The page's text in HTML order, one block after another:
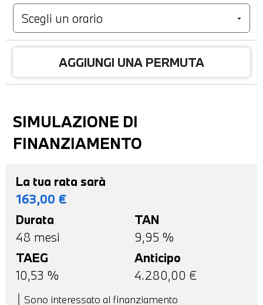
AGGIUNGI UNA PERMUTA
SIMULAZIONE DI
FINANZIAMENTO
La tua rata sarà
163,00 €
Durata
48 mesi
TAN
9,95 %
TAEG
10,53 %
Anticipo
4.280,00 €
Sono interessato al finanziamento